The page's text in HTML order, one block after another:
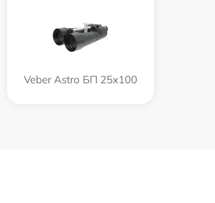
Veber Astro БП 25x100